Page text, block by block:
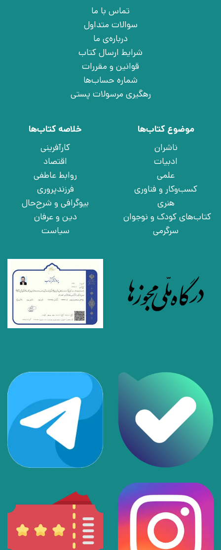
تماس با ما
سوالات متداول
درباره‌ی ما
شرایط ارسال کتاب
قوانین و مقررات
شماره حساب‌ها
رهگیری مرسولات پستی
موضوع کتاب‌ها
ناشران
ادبیات
علمی
کسب‌وکار و فناوری
هنری
کتاب‌های کودک و نوجوان
سرگرمی
خلاصه کتاب‌ها
کارآفرینی
اقتصاد
روابط عاطفی
فرزندپروری
بیوگرافی و شرح‌حال
دین و عرفان
سیاست